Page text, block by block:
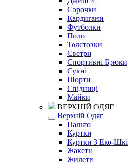
Сорочки
Кардигани
Футболки
Поло
Толстовки
Светри
Спортивні Брюки
Сукні
Шорти
Спідниці
Майки
ВЕРХНІЙ ОДЯГ
Верхній Одяг
Пальто
Куртки
Куртки З Еко-
Жакети
Жилети